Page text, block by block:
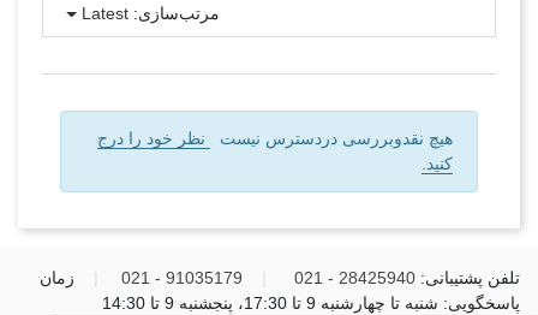
مرتب‌سازی: Latest
هیچ نقدوبررسی دردسترس نیست
نظر خود را درج
کنید.
تلفن پشتیبانی: 28425940 - 021
91035179 - 021
زمان
پاسخگویی: شنبه تا چهارشنبه 9 تا 17:30، پنجشنبه 9 تا 14:30